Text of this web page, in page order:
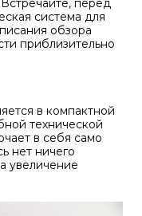
перед
система для
обзора
приблизительно
в компактной
технической
в себя само
нет ничего
увеличение